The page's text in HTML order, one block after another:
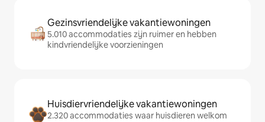
Gezinsvriendelijke vakantiewoningen
5.010 accommodaties zijn ruimer en hebben
kindvriendelijke voorzieningen
Huisdiervriendelijke vakantiewoningen
2.320 accommodaties waar huisdieren welkom